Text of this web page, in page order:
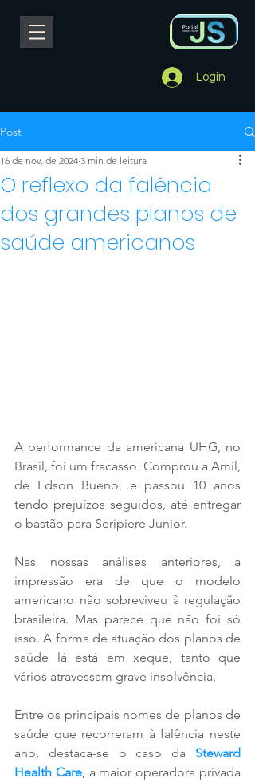
Login
Post
O reflexo da falência
dos grandes planos de
saúde americanos
16 de nov. de 2024 3 min de leitura
A performance da americana UHG, no
Brasil, foi um fracasso. Comprou a Amil,
de Edson Bueno, e passou 10 anos
tendo prejuízos seguidos, até entregar
o bastão para Seripiere Junior.
Nas nossas análises anteriores, a
impressão era de que o modelo
americano não sobreviveu à regulação
brasileira. Mas parece que não foi só
isso. A forma de atuação dos planos de
saúde lá está em xeque, tanto que
vários atravessam grave insolvência.
Entre os principais nomes de planos de
saúde que recorreram à falência neste
ano, destaca-se o caso da Steward
Health Care, a maior operadora privada